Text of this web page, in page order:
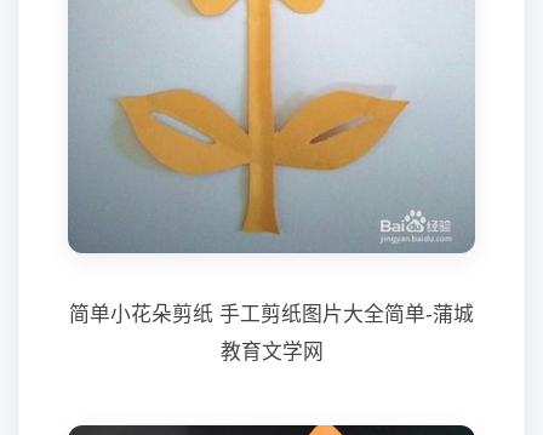
简单小花朵剪纸 手工剪纸图片大全简单-蒲城
教育文学网